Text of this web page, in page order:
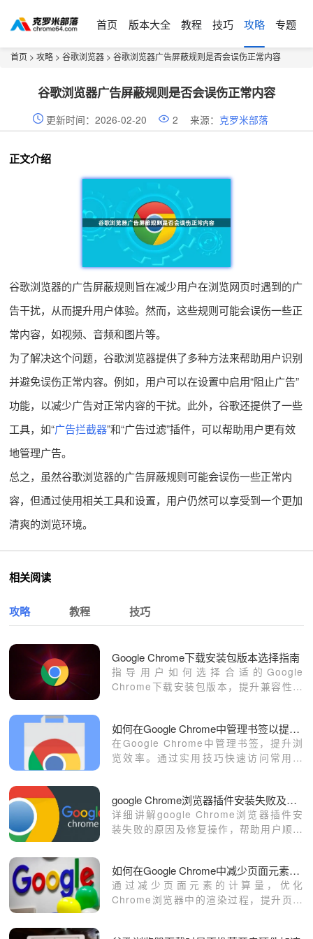
首页 版本大全 教程 技巧 攻略 专题
首页 > 攻略 > 谷歌浏览器 > 谷歌浏览器广告屏蔽规则是否会误伤正常内容
谷歌浏览器广告屏蔽规则是否会误伤正常内容
更新时间：2026-02-20 2 来源： 克罗米部落
正文介绍
谷歌浏览器的广告屏蔽规则旨在减少用户在浏览网页时遇到的广
告干扰，从而提升用户体验。然而，这些规则可能会误伤一些正
常内容，如视频、音频和图片等。
为了解决这个问题，谷歌浏览器提供了多种方法来帮助用户识别
并避免误伤正常内容。例如，用户可以在设置中启用“阻止广告”
功能，以减少广告对正常内容的干扰。此外，谷歌还提供了一些
工具，如“广告拦截器”和“广告过滤”插件，可以帮助用户更有效
地管理广告。
总之，虽然谷歌浏览器的广告屏蔽规则可能会误伤一些正常内
容，但通过使用相关工具和设置，用户仍然可以享受到一个更加
清爽的浏览环境。
相关阅读
攻略 教程 技巧
Google Chrome下载安装包版本选择指南
指导用户如何选择合适的Google
Chrome下载安装包版本，提升兼容性和
如何在Google Chrome中管理书签以提高浏览效率
在Google Chrome中管理书签，提升浏
览效率。通过实用技巧快速访问常用网
google Chrome浏览器插件安装失败及修复操作
详细讲解google Chrome浏览器插件安
装失败的原因及修复操作，帮助用户顺利
如何在Google Chrome中减少页面元素的计算量
通过减少页面元素的计算量，优化
Chrome浏览器中的渲染过程，提升页面